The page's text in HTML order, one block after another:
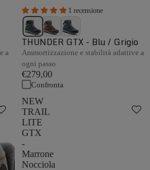
a
1 recensione
THUNDER GTX - Blu / Grigio
Ammortizzazione e stabilità adattive a
ogni passo
€279,00
Confronta
NEW
TRAIL
LITE
GTX
-
Marrone
Nocciola